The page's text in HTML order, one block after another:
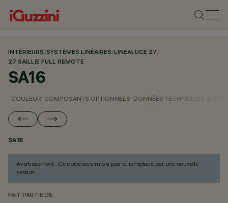
INTÉRIEURS/SYSTÈMES LINÉAIRES/LINEALUCE 27/
27 SAILLIE FULL REMOTE
SA16
COULEUR COMPOSANTS OPTIONNELS DONNÉES TECHNIQUES
SA16
Avertissement : Ce code sera mis à jour et remplacé par une nouvelle
version.
FAIT PARTIE DE